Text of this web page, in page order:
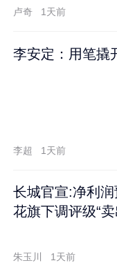
卢奇 1天前
李安定：用笔撬
李超 1天前
长城官宣:净利
花旗下调评级“
朱玉川 1天前